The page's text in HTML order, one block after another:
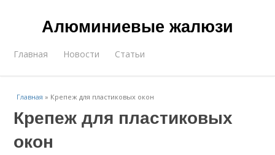
Алюминиевые жалюзи
Главная Новости Статьи
Главная » Крепеж для пластиковых окон
Крепеж для пластиковых
окон